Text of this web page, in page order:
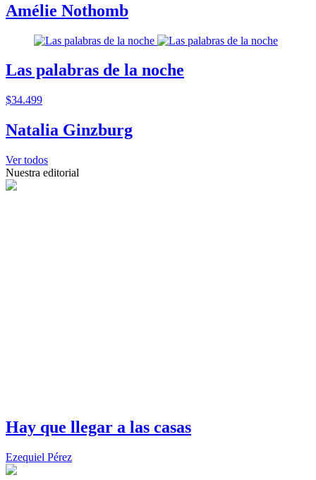
Amélie Nothomb
Las palabras de la noche
$34.499
Natalia Ginzburg
Ver todos
Nuestra editorial
Hay que llegar a las casas
Ezequiel Pérez